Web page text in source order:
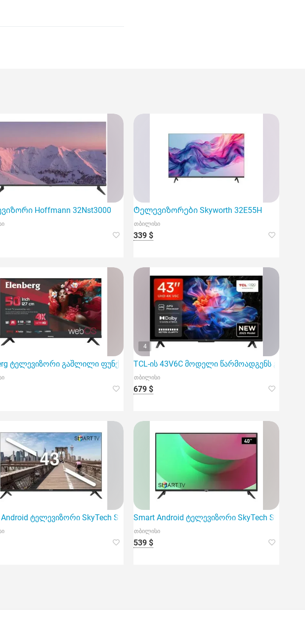
Qled ტელევიზორი
Hoffmann 32Nst3000 Ტელევიზორები Skyworth 32E55H
თბილისი
339 $
ტელევიზორი გაშლილი ფუნქციონალითა და მაღალი ხარისხის
4
TCL-ის 43V6C მოდელი წარმოადგენს
თბილისი
679 $
(127სმ)ტელევიზორი SkyTech Stv43N9100 43 inch (109 სმ)
Smart Android ტელევიზორი SkyTech
თბილისი
539 $